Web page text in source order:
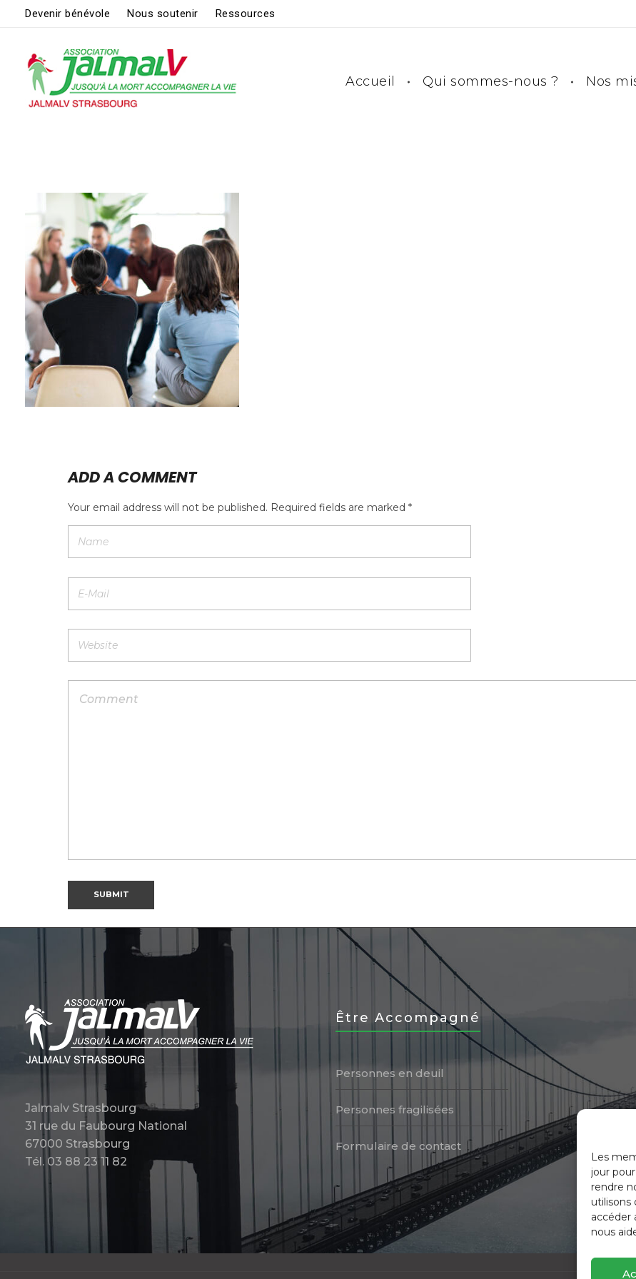
Les
jour
rendre
utilisons
accéder
nous
Devenir bénévole Nous soutenir Ressources
Accueil Qui sommes-nous ? Nos
ADD A COMMENT
Your email address will not be published. Required fields are marked *
Jalmalv Strasbourg
31 rue du Faubourg National
67000 Strasbourg
Tél. 03 88 23 11 82
Être Accompagné
Personnes en deuil
Personnes fragilisées
Formulaire de contact